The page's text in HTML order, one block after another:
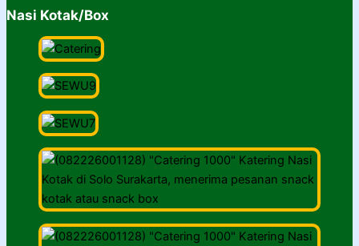
Nasi Kotak/Box